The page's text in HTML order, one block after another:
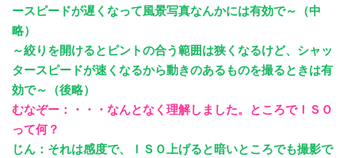
ースピードが遅くなって風景写真なんかには有効で～（中
略）
～絞りを開けるとピントの合う範囲は狭くなるけど、シャッ
タースピードが速くなるから動きのあるものを撮るときは有
効で～（後略）
むなぞー：・・・なんとなく理解しました。ところでＩＳＯ
って何？
じん：それは感度で、ＩＳＯ上げると暗いところでも撮影で